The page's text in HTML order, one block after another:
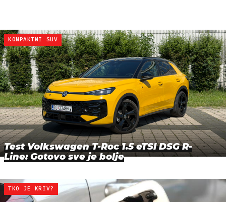
KOMPAKTNI SUV
Test Volkswagen T-Roc 1.5 eTSI DSG R-
Line: Gotovo sve je bolje
TKO JE KRIV?